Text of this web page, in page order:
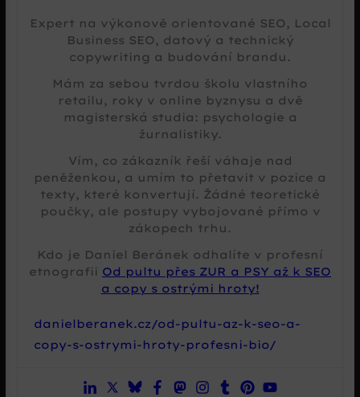
Expert na výkonově orientované SEO, Local
Business SEO, datový a technický
copywriting a budování brandu.
Mám za sebou tvrdou školu vlastního
retailu, roky v online byznysu a dvě
magisterská studia: psychologie a
žurnalistiky.
Vím, co zákazník řeší váhaje nad
peněženkou, a umím to přetavit v pozice a
texty, které konvertují. Žádné teoretické
poučky, ale postupy vybojované přímo v
zákopech trhu.
Kdo je Daniel Beránek odhalíte v profesní
etnografii Od pultu přes ZUR a PSY až k SEO
a copy s ostrými hroty!
danielberanek.cz/od-pultu-az-k-seo-a-
copy-s-ostrymi-hroty-profesni-bio/